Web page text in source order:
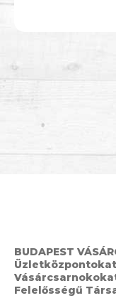
BUDAPEST
Felelősségű